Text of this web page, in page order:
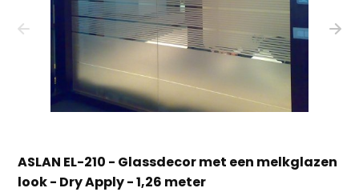
ASLAN EL-210 - Glassdecor met een melkglazen
look - Dry Apply - 1,26 meter